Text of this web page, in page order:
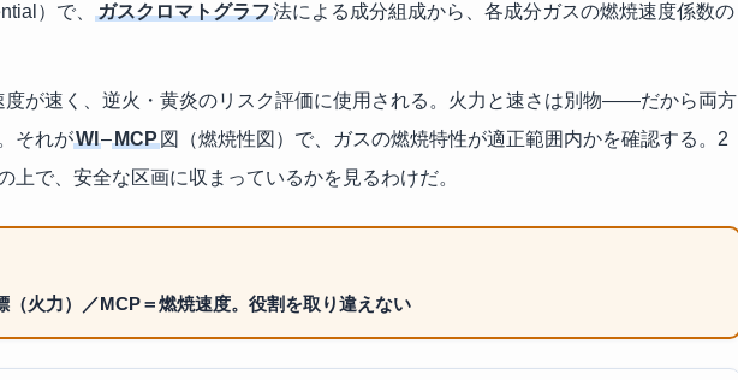
）で、
ガスクロマトグラフ法による成分組成から、各成分ガスの燃焼速度係数の
度が速く、逆火・黄炎のリスク評価に使用される。火力と速さは別物——だから両方
それがWI–MCP 図（燃焼性図）で、ガスの燃焼特性が適正範囲内かを確認する。2
上で、安全な区画に収まっているかを見るわけだ。
（火力）／MCP＝燃焼速度。役割を取り違えない